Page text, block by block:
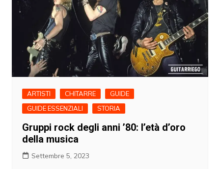
ARTISTI CHITARRE
GUIDE
GUIDE ESSENZIALI
STORIA
Gruppi rock degli anni ’80: l’età d’oro
della musica
Settembre 5, 2023